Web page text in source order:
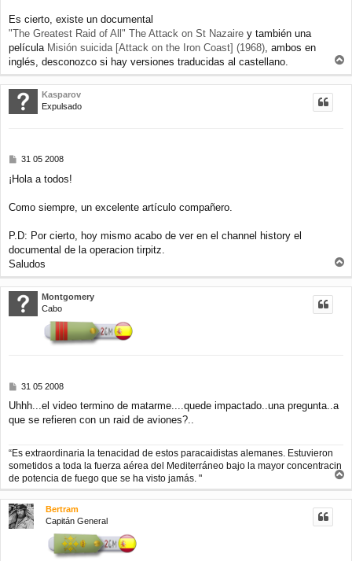
a
j
Es cierto, existe un documental
"The Greatest Raid of All" The Attack on St Nazaire y también una
película Misión suicida [Attack on the Iron Coast] (1968) , ambos en
inglés, desconozco si hay versiones traducidas al castellano.
r
r
Kasparov
Expulsado
M
n
a
e
31 05 2008
¡Hola a todos!
Como siempre, un excelente artículo compañero.
P.D: Por cierto, hoy mismo acabo de ver en el channel history el
documental de la operacion tirpitz.
Saludos
r
r
Montgomery
Cabo
M
n
s
e
31 05 2008
Uhhh...el video termino de matarme....quede impactado..una pregunta..a
que se refieren con un raid de aviones?..
“Es extraordinaria la tenacidad de estos paracaidistas alemanes. Estuvieron
sometidos a toda la fuerza aérea del Mediterráneo bajo la mayor concentracin
de potencia de fuego que se ha visto jamás. "
r
r
Bertram
Capitán General